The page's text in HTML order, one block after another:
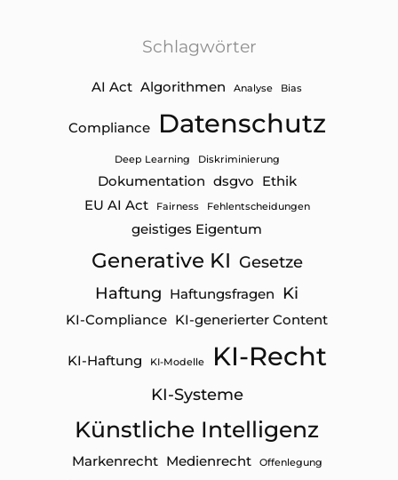
Schlagwörter
AI Act Algorithmen Analyse Bias
Compliance Datenschutz
Deep Learning Diskriminierung
Dokumentation dsgvo
Ethik
EU AI Act
Fairness Fehlentscheidungen
geistiges Eigentum
Generative KI Gesetze
Haftung
Haftungsfragen Ki
KI-Compliance KI-generierter Content
KI-Haftung KI-Modelle KI-Recht
KI-Systeme
Künstliche Intelligenz
Markenrecht Medienrecht Offenlegung